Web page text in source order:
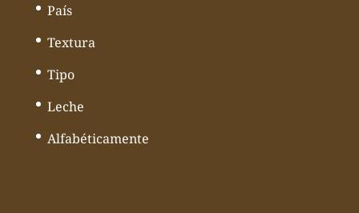
País
Textura
Tipo
Leche
Alfabéticamente